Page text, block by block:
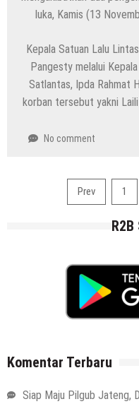
luka, Kamis (13
Kepala Satuan Lalu
Pangesty melalui
Satlantas, Ipda Rahmat
korban tersebut yakni
No comment
Prev 1
Komentar Terbaru
Siap Maju Pilgub Jateng,